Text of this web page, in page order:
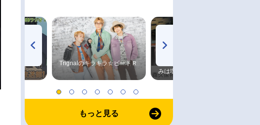
Trignalのキラキラ☆ビートＲ
みは塩だけ
もっと見る